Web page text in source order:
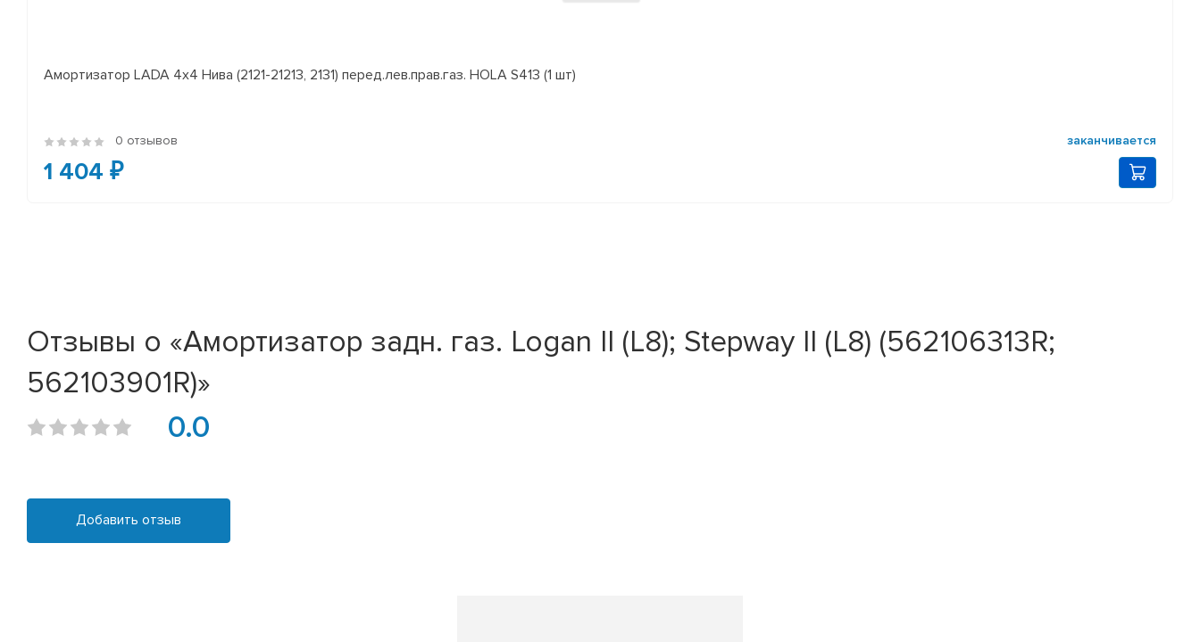
Амортизатор LADA 4x4 Нива (2121-21213, 2131) перед.лев.прав.газ. HOLA S413 (1 шт)
0 отзывов заканчивается
1 404 ₽
Отзывы о «Амортизатор задн. газ. Logan II (L8); Stepway II (L8) (562106313R;
562103901R)»
0.0
Добавить отзыв